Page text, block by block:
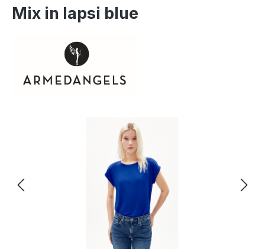
Mix in lapsi blue
Bildergalerie überspringen